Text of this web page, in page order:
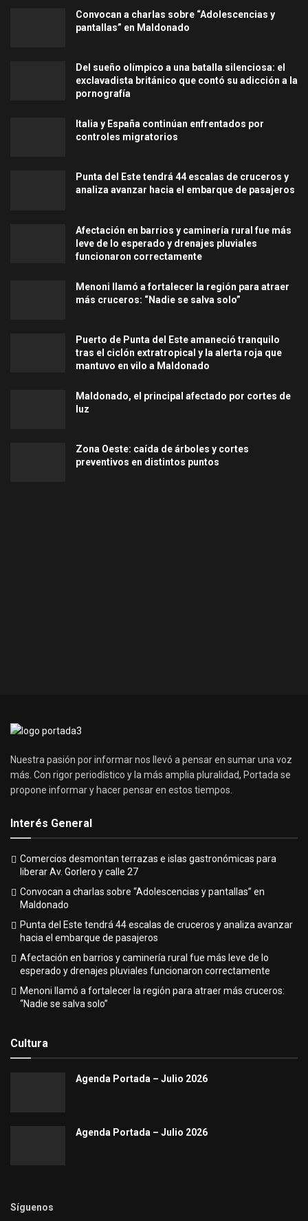
Convocan a charlas sobre “Adolescencias y
pantallas” en Maldonado
Del sueño olímpico a una batalla silenciosa: el
exclavadista británico que contó su adicción a la
pornografía
Italia y España continúan enfrentados por
controles migratorios
Punta del Este tendrá 44 escalas de cruceros y
analiza avanzar hacia el embarque de pasajeros
Afectación en barrios y caminería rural fue más
leve de lo esperado y drenajes pluviales
funcionaron correctamente
Menoni llamó a fortalecer la región para atraer
más cruceros: “Nadie se salva solo”
Puerto de Punta del Este amaneció tranquilo
tras el ciclón extratropical y la alerta roja que
mantuvo en vilo a Maldonado
Maldonado, el principal afectado por cortes de
luz
Zona Oeste: caída de árboles y cortes
preventivos en distintos puntos
Nuestra pasión por informar nos llevó a pensar en sumar una voz
más. Con rigor periodístico y la más amplia pluralidad, Portada se
propone informar y hacer pensar en estos tiempos.
Interés General
Comercios desmontan terrazas e islas gastronómicas para
liberar Av. Gorlero y calle 27
Convocan a charlas sobre “Adolescencias y pantallas” en
Maldonado
Punta del Este tendrá 44 escalas de cruceros y analiza avanzar
hacia el embarque de pasajeros
Afectación en barrios y caminería rural fue más leve de lo
esperado y drenajes pluviales funcionaron correctamente
Menoni llamó a fortalecer la región para atraer más cruceros:
“Nadie se salva solo”
Cultura
Agenda Portada – Julio 2026
Agenda Portada – Julio 2026
Síguenos